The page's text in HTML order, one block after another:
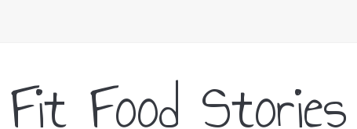
Fit Food Stories